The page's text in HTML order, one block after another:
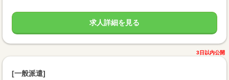
求人詳細を見る
3日以内公開
[一般派遣]